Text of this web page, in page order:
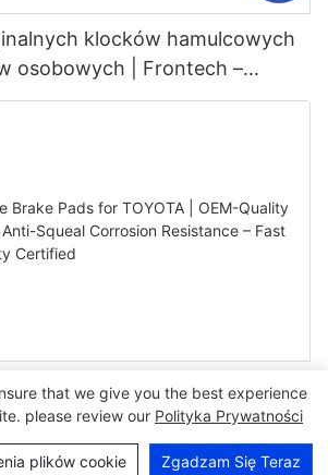
klocków hamulcowych
osobowych | Frontech –
Brake Pads for TOYOTA |
Brake Set with Anti-Squeal
Resistance – Fast
that we give you the best experience
please review our Polityka Prywatności
plików cookie Zgadzam Się Teraz